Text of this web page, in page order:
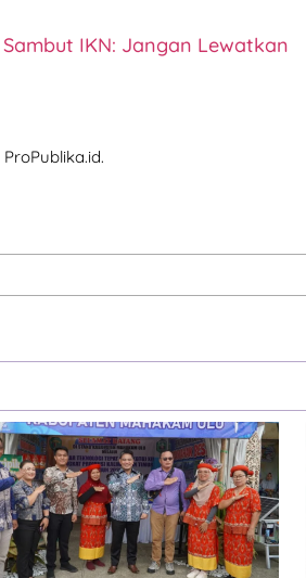
IKN: Jangan Lewatkan